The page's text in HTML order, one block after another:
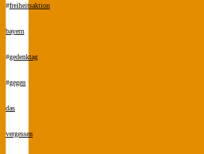
#freiheitsaktion
bayern
#gedenktag
#gegen
das
vergessen